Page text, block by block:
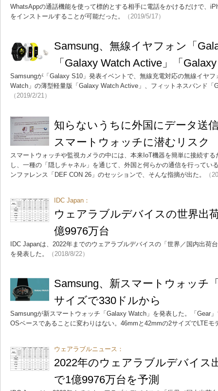
WhatsAppの通話機能を使って標的とする相手に電話をかけるだけで、
をインストールすることが可能だった。
（2019/5/17）
Samsung、無線イヤフォン「
「Galaxy Watch Active」「
Samsungが「Galaxy S10」発表イベントで、無線充電対応の無線イヤ
Watch」の薄型軽量版「Galaxy Watch Active」、フィットネスバンド「
（2019/2/21）
知らないうちに外国にデータ
スマートウォッチに潜むリスク
スマートウォッチや監視カメラの中には、本来IoT機器を簡単に接続す
し、一種の「隠しチャネル」を通じて、外国と何らかの通信を行って
ンファレンス「DEF CON 26」のセッションで、そんな指摘が出た。
（
IDC Japan：
ウェアラブルデバイスの世界出
億9976万台
IDC Japanは、2022年までのウェアラブルデバイスの「世界／国内出荷
を発表した。
（2018/8/22）
Samsung、新スマートウォッチ
サイズで330ドルから
Samsungが新スマートウォッチ「Galaxy Watch」を発表した。「Gear
OSベースであることに変わりはない。46mmと42mmの2サイズでLTEモ
ウェアラブルニュース：
2022年のウェアラブルデバイス
で1億9976万台を予測